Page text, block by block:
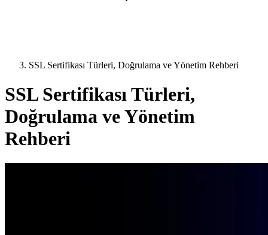
SSL Sertifikası Türleri, Doğrulama ve Yönetim Rehberi
SSL Sertifikası Türleri,
Doğrulama ve Yönetim
Rehberi